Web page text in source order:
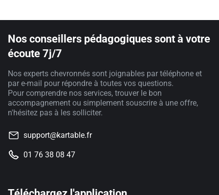
Nos conseillers pédagogiques sont à votre
écoute 7j/7
Nos experts chevronnés sont joignables par téléphone et
par e-mail pour répondre à toutes vos questions.
Pour comprendre nos services, trouver le bon
accompagnement ou simplement souscrire à une offre,
n'hésitez pas à les solliciter.
support@kartable.fr
01 76 38 08 47